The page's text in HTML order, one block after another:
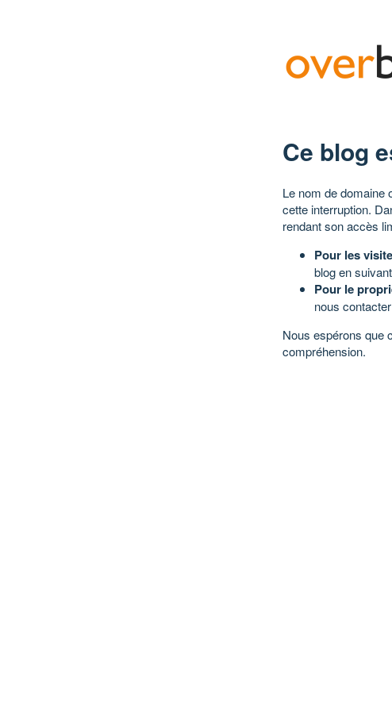
Ce blog
Le nom de domaine
cette interruption.
rendant son accès
Pour les
blog en suivant
Pour le
nous
Nous espérons que
compréhension.